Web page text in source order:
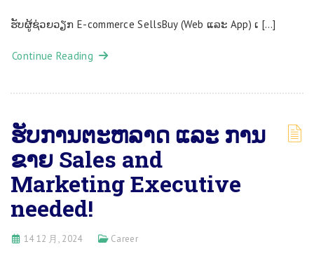
ຮ​ັບ​​ຜູ​້​ຊ່ວຍວຽກ E-commerce SellsBuy (Web ແລ​ະ App) ເ […]
Continue Reading
ຮ​ັບ​ການ​ຕະ​ຫລາດ ແລະ ການ
ຂາຍ Sales and
Marketing Executive
needed!
14 12 月, 2024 Career